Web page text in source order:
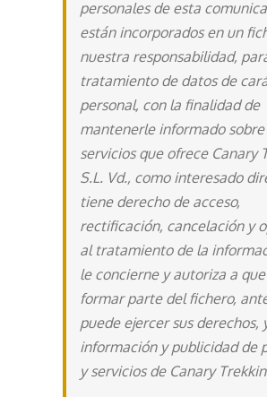
personales de esta
están incorporados en un
nuestra responsabilidad,
tratamiento de datos de
personal, con la finalidad de
mantenerle informado sobre
servicios que ofrece Canary
S.L. Vd., como interesado
tiene derecho de acceso,
rectificación, cancelación y
al tratamiento de la
le concierne y autoriza a
formar parte del fichero,
puede ejercer sus derechos,
información y publicidad de
y servicios de Canary